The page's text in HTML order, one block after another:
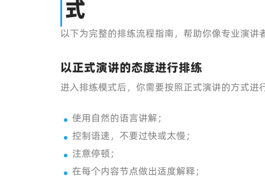
式
以下为完整的排练流程指南，帮助你像专业演讲
以正式演讲的态度进行排练
进入排练模式后，你需要按照正式演讲的方式进行
使用自然的语言讲解；
控制语速，不要过快或太慢；
注意停顿；
在每个内容节点做出适度解释；